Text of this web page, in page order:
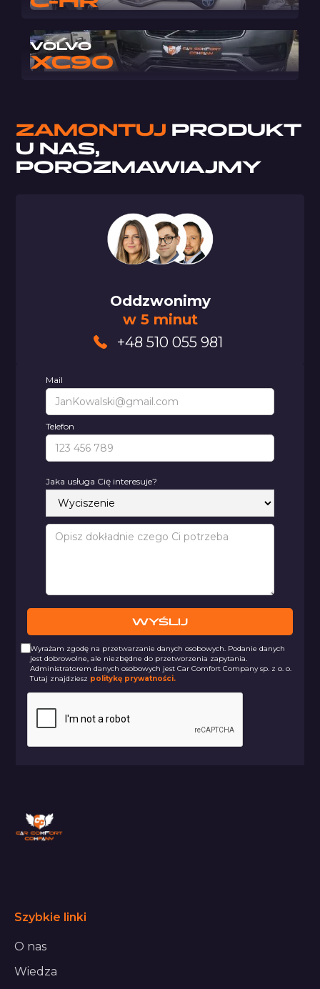
VOLVO
XC90
ZAMONTUJ PRODUKT
U NAS,
POROZMAWIAJMY
Oddzwonimy
w 5 minut
+48 510 055 981
Mail
Telefon
Jaka usługa Cię interesuje?
Wyrażam zgodę na przetwarzanie danych osobowych. Podanie danych
jest dobrowolne, ale niezbędne do przetworzenia zapytania.
Administratorem danych osobowych jest Car Comfort Company sp. z o. o.
Tutaj znajdziesz politykę prywatności.
Szybkie linki
O nas
Wiedza